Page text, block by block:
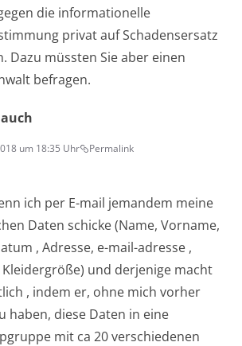
die informationelle
privat auf Schadensersatz
Dazu müssten Sie aber einen
befragen.
um 18:35 Uhr Permalink
ich per E-mail jemandem meine
Daten schicke (Name, Vorname,
, Adresse, e-mail-adresse ,
und derjenige macht
, indem er, ohne mich vorher
haben, diese Daten in eine
mit ca 20 verschiedenen